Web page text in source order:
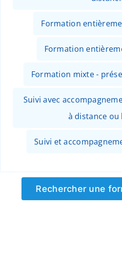
Formation
Formation
Formation mixte -
Suivi avec
à distance
Suivi et
Rechercher une